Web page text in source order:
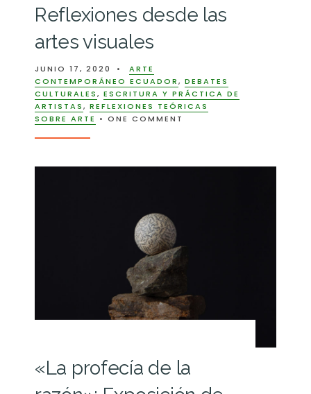
Reflexiones desde las
artes visuales
JUNIO 17, 2020 •
ARTE
CONTEMPORÁNEO ECUADOR, DEBATES
CULTURALES, ESCRITURA Y PRÁCTICA DE
ARTISTAS, REFLEXIONES TEÓRICAS
SOBRE ARTE • ONE COMMENT
«La profecía de la